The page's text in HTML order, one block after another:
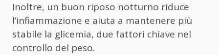
Inoltre, un buon riposo notturno riduce
l’infiammazione e aiuta a mantenere più
stabile la glicemia, due fattori chiave nel
controllo del peso.